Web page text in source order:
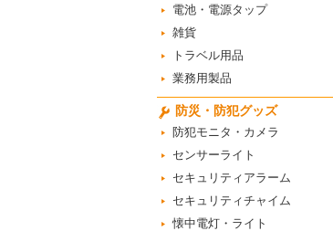
電池・電源タップ
雑貨
トラベル用品
業務用製品
防災・防犯グッズ
防犯モニタ・カメラ
センサーライト
セキュリティアラーム
セキュリティチャイム
懐中電灯・ライト